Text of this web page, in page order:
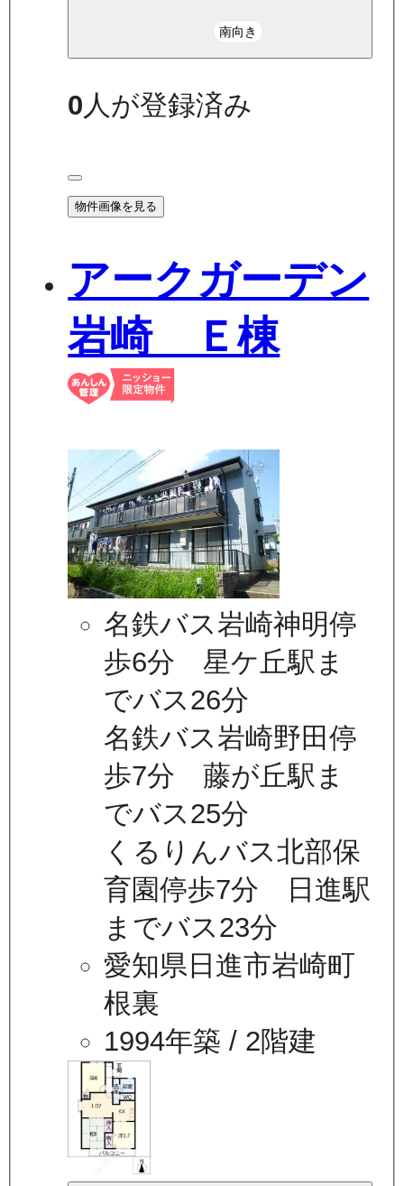
南向き
0 人が登録済み
物件画像を見る
アークガーデン
岩崎 Ｅ棟
名鉄バス岩崎神明停
歩6分 星ケ丘駅ま
でバス26分
名鉄バス岩崎野田停
歩7分 藤が丘駅ま
でバス25分
くるりんバス北部保
育園停歩7分 日進駅
までバス23分
愛知県日進市岩崎町
根裏
1994年築 / 2階建